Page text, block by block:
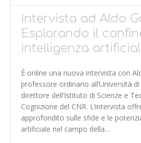
Intervista ad Aldo
Esplorando il
intelligenza
È online una nuova intervista con
professore ordinario all’Università
direttore dell’Istituto di Scienze e
Cognizione del CNR. L’intervista
approfondito sulle sfide e le
artificiale nel campo della…